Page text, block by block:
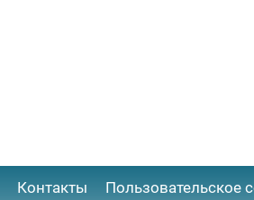
Контакты ​Пользовательское